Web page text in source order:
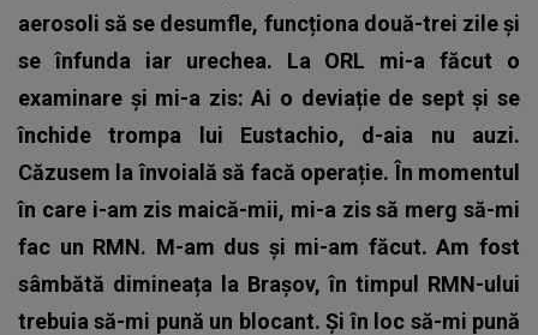
aerosoli să se desumfle, funcționa două-trei zile și
se înfunda iar urechea. La ORL mi-a făcut o
examinare și mi-a zis: Ai o deviație de sept și se
închide trompa lui Eustachio, d-aia nu auzi.
Căzusem la învoială să facă operație. În momentul
în care i-am zis maică-mii, mi-a zis să merg să-mi
fac un RMN. M-am dus și mi-am făcut. Am fost
sâmbătă dimineața la Brașov, în timpul RMN-ului
trebuia să-mi pună un blocant. Și în loc să-mi pună